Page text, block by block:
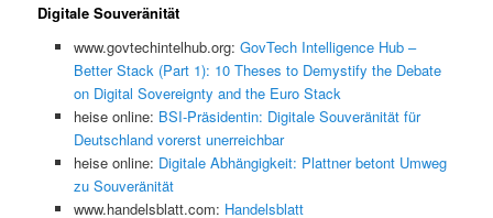
Digitale Souveränität
www.govtechintelhub.org: GovTech Intelligence Hub –
Better Stack (Part 1): 10 Theses to Demystify the Debate
on Digital Sovereignty and the Euro Stack
heise online: BSI-Präsidentin: Digitale Souveränität für
Deutschland vorerst unerreichbar
heise online: Digitale Abhängigkeit: Plattner betont Umweg
zu Souveränität
www.handelsblatt.com: Handelsblatt